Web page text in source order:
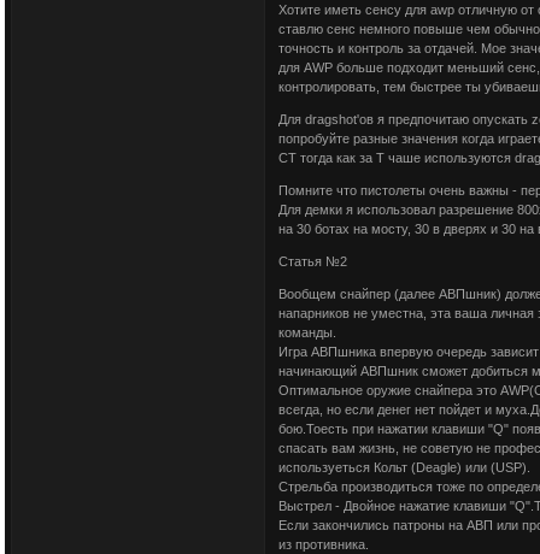
Хотите иметь сенсу для awp отличную
ставлю сенс немного повыше чем
точность и контроль за отдачей. Мое
для AWP больше подходит меньший
контролировать, тем быстрее ты
Для dragshot'ов я предпочитаю опускать
попробуйте разные значения когда
CT тогда как за T чаше используются
Помните что пистолеты очень важны -
Для демки я использовал разрешение
на 30 ботах на мосту, 30 в дверях и 30 на
Статья №2
Вообщем снайпер (далее АВПшник)
напарников не уместна, эта ваша
команды.
Игра АВПшника впервую очередь
начинающий АВПшник сможет добиться
Оптимальное оружие снайпера это
всегда, но если денег нет пойдет и
бою.Тоесть при нажатии клавиши "Q"
спасать вам жизнь, не советую не
используеться Кольт (Deagle) или (USP).
Стрельба производиться тоже по
Выстрел - Двойное нажатие клавиши
Если закончились патроны на АВП или
из противника.